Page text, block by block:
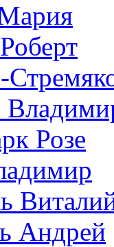
Розe
Андрей